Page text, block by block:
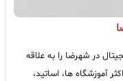
در شهرضا را به علاقه
آموزشگاه ها، اساتید،